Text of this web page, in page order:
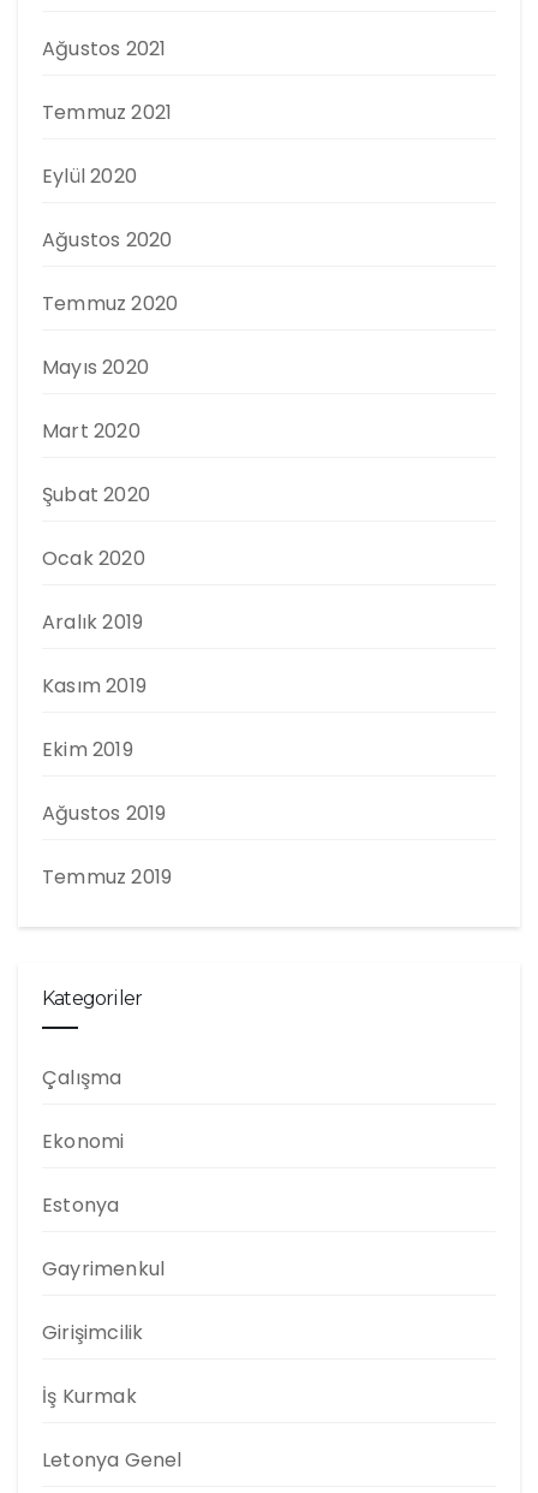
Ağustos 2021
Temmuz 2021
Eylül 2020
Ağustos 2020
Temmuz 2020
Mayıs 2020
Mart 2020
Şubat 2020
Ocak 2020
Aralık 2019
Kasım 2019
Ekim 2019
Ağustos 2019
Temmuz 2019
Kategoriler
Çalışma
Ekonomi
Estonya
Gayrimenkul
Girişimcilik
İş Kurmak
Letonya Genel